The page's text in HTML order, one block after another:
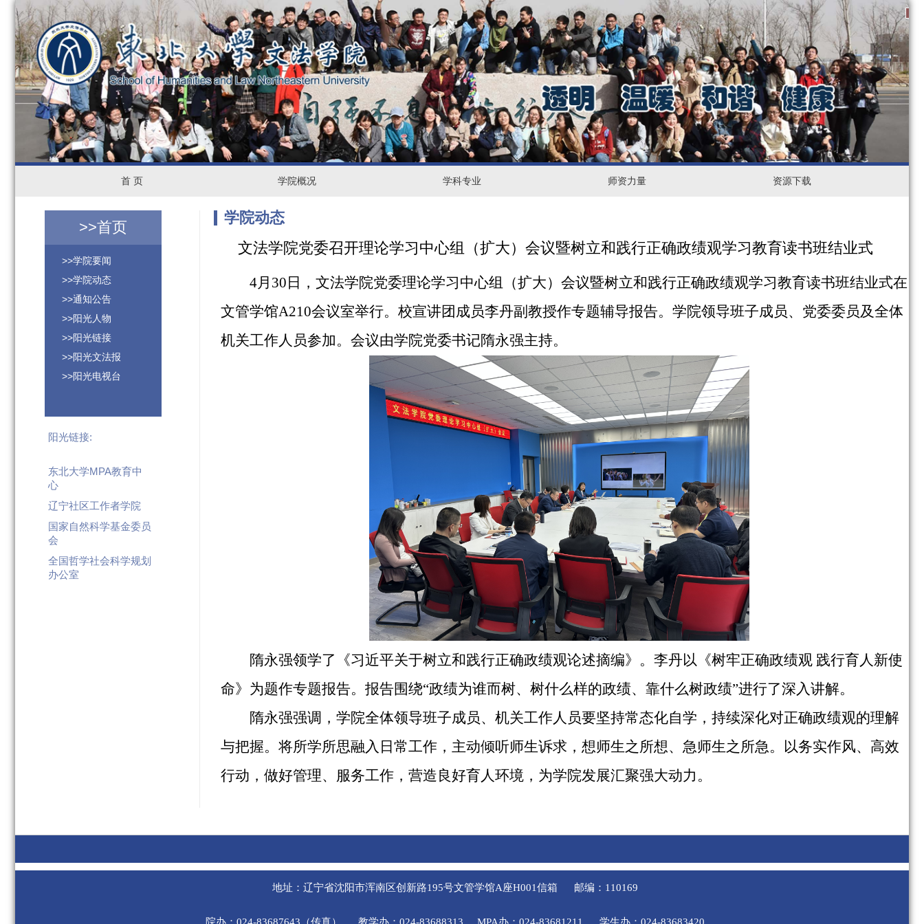
首 页
页
学院概况
院
学科专业
专
业
师资力量
力
资源下载
下
载
>>首页
>>学院要闻
>>学院动态
>>通知公告
>>阳光人物
>>阳光链接
>>阳光文法报
>>阳光电视台
阳光链接:
东北大学MPA教育中
心
辽宁社区工作者学院
国家自然科学基金委员
会
全国哲学社会科学规划
办公室
学院动态
文法学院党委召开理论学习中心组（扩大）会议暨树立和践行正确政绩观学习教育读书班结业式
4月 30 日，文法学院党委理论学习中心组（扩大）会议暨树立和践行正确政绩观学习教育读书班结业式在
文管学馆A210会议室举行。校宣讲团成员李丹副教授作专题辅导报告。学院领导班子成员、党委委员及全体
机关工作人员参加。会议由学院党委书记隋永强主持。
隋永强领学了《习近平关于树立和践行正确政绩观论述摘编》。李丹以《树牢正确政绩观 践行育人新使
命》为题作专题报告。报告围绕“政绩为谁而树、树什么样的政绩、靠什么树政绩”进行了深入讲解。
隋永强强调，学院全体领导班子成员、机关工作人员要坚持常态化自学，持续深化对正确政绩观的理解
与把握。将所学所思融入日常工作，主动倾听师生诉求，想师生之所想、急师生之所急。以务实作风、高效
行动，做好管理、服务工作，营造良好育人环境，为学院发展汇聚强大动力。
地址：辽宁省沈阳市浑南区创新路195号文管学馆A座H001信箱 邮编：110169